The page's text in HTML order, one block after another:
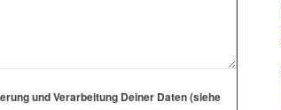
und Verarbeitung Deiner Daten (siehe